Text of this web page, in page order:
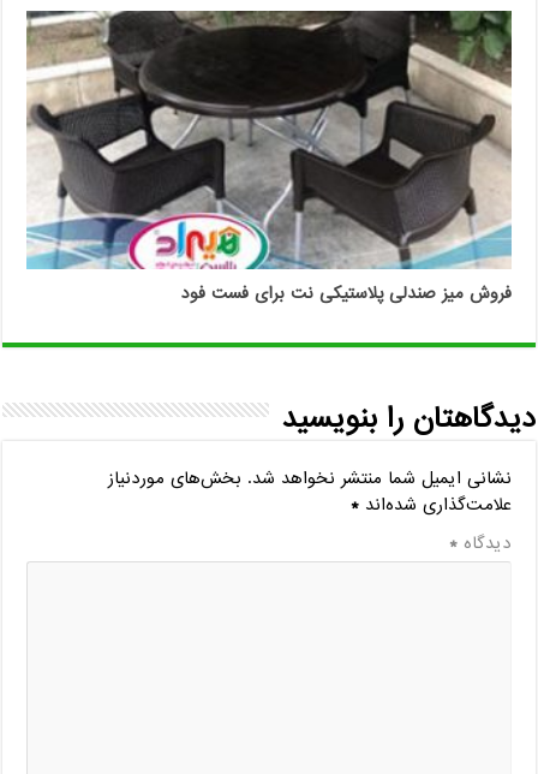
فروش میز صندلی پلاستیکی نت برای فست فود
دیدگاهتان را بنویسید
نشانی ایمیل شما منتشر نخواهد شد. بخش‌های موردنیاز
علامت‌گذاری شده‌اند*
دیدگاه*